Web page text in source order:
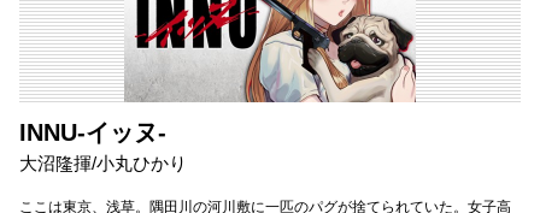
INNU-イッヌ-
大沼隆揮/小丸ひかり
ここは東京、浅草。隅田川の河川敷に一匹のパグが捨てられていた。女子高